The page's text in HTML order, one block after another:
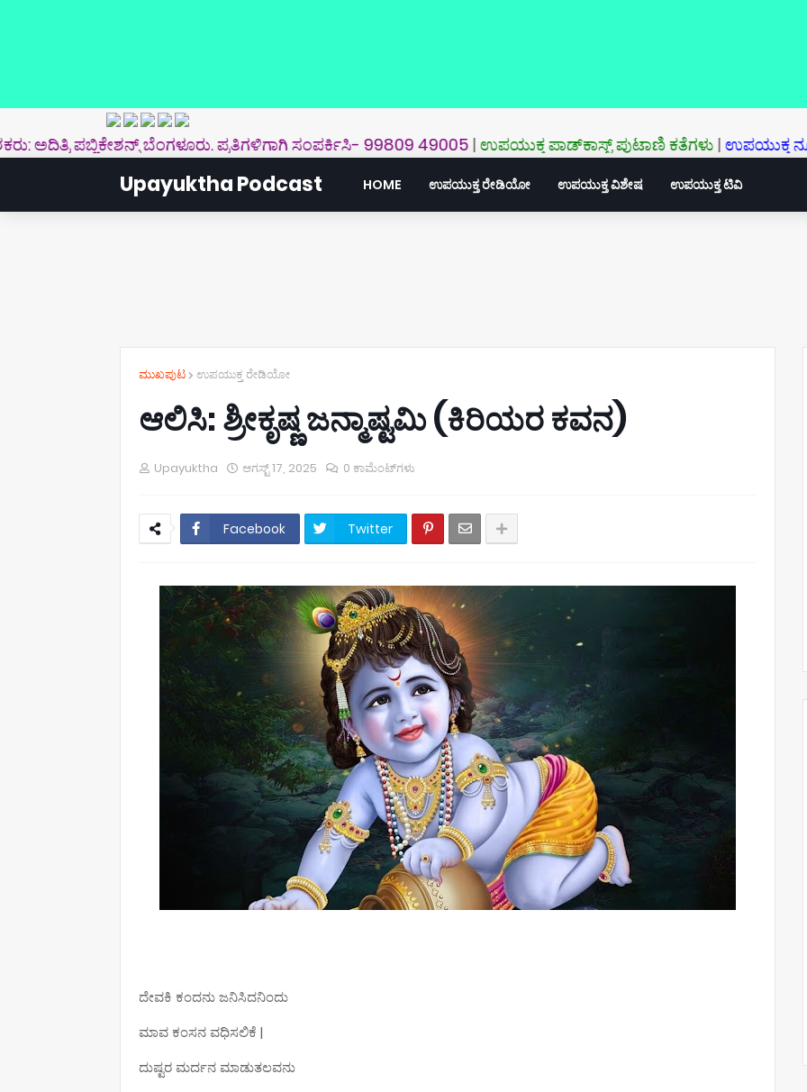
ಪಬ್ಲಿಕೇಶನ್ಸ್‌ ಬೆಂಗಳೂರು. ಪ್ರತಿಗಳಿಗಾಗಿ ಸಂಪರ್ಕಿಸಿ- 99809 49005| ಉಪಯುಕ್ತ ಪಾಡ್‌ಕಾಸ್ಟ್‌ ಪುಟಾಣಿ ಕತೆಗಳು|ಉಪಯುಕ್ತ ನ್ಯೂಸ್‌: ಈ
Upayuktha Podcast HOME ಉಪಯುಕ್ತ ರೇಡಿಯೋ ಉಪಯುಕ್ತ ವಿಶೇಷ ಉಪಯುಕ್ತ ಟಿವಿ
ಮುಖಪುಟ ಉಪಯುಕ್ತ ರೇಡಿಯೋ
ಆಲಿಸಿ: ಶ್ರೀಕೃಷ್ಣ ಜನ್ಮಾಷ್ಟಮಿ (ಕಿರಿಯರ ಕವನ)
Upayuktha ಆಗಸ್ಟ್ 17, 2025 0 ಕಾಮೆಂಟ್‌ಗಳು
Facebook Twitter
ದೇವಕಿ ಕಂದನು ಜನಿಸಿದನಿಂದು
ಮಾವ ಕಂಸನ ವಧಿಸಲಿಕೆ |
ದುಷ್ಟರ ಮರ್ದನ ಮಾಡುತಲವನು